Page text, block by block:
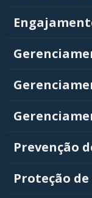
Prevenção
Proteção